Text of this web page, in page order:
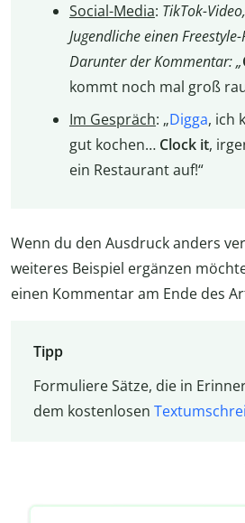
Social-Media: TikTok-
Jugendliche einen
Darunter der Kommentar: „
kommt noch mal groß
Im Gespräch: „Digga, ich
gut kochen… Clock it,
ein Restaurant auf!“
Wenn du den Ausdruck anders
weiteres Beispiel ergänzen
einen Kommentar am Ende des
Tipp
Formuliere Sätze, die in
dem kostenlosen